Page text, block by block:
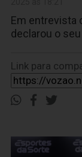
Em entrevista
declarou o
Link para